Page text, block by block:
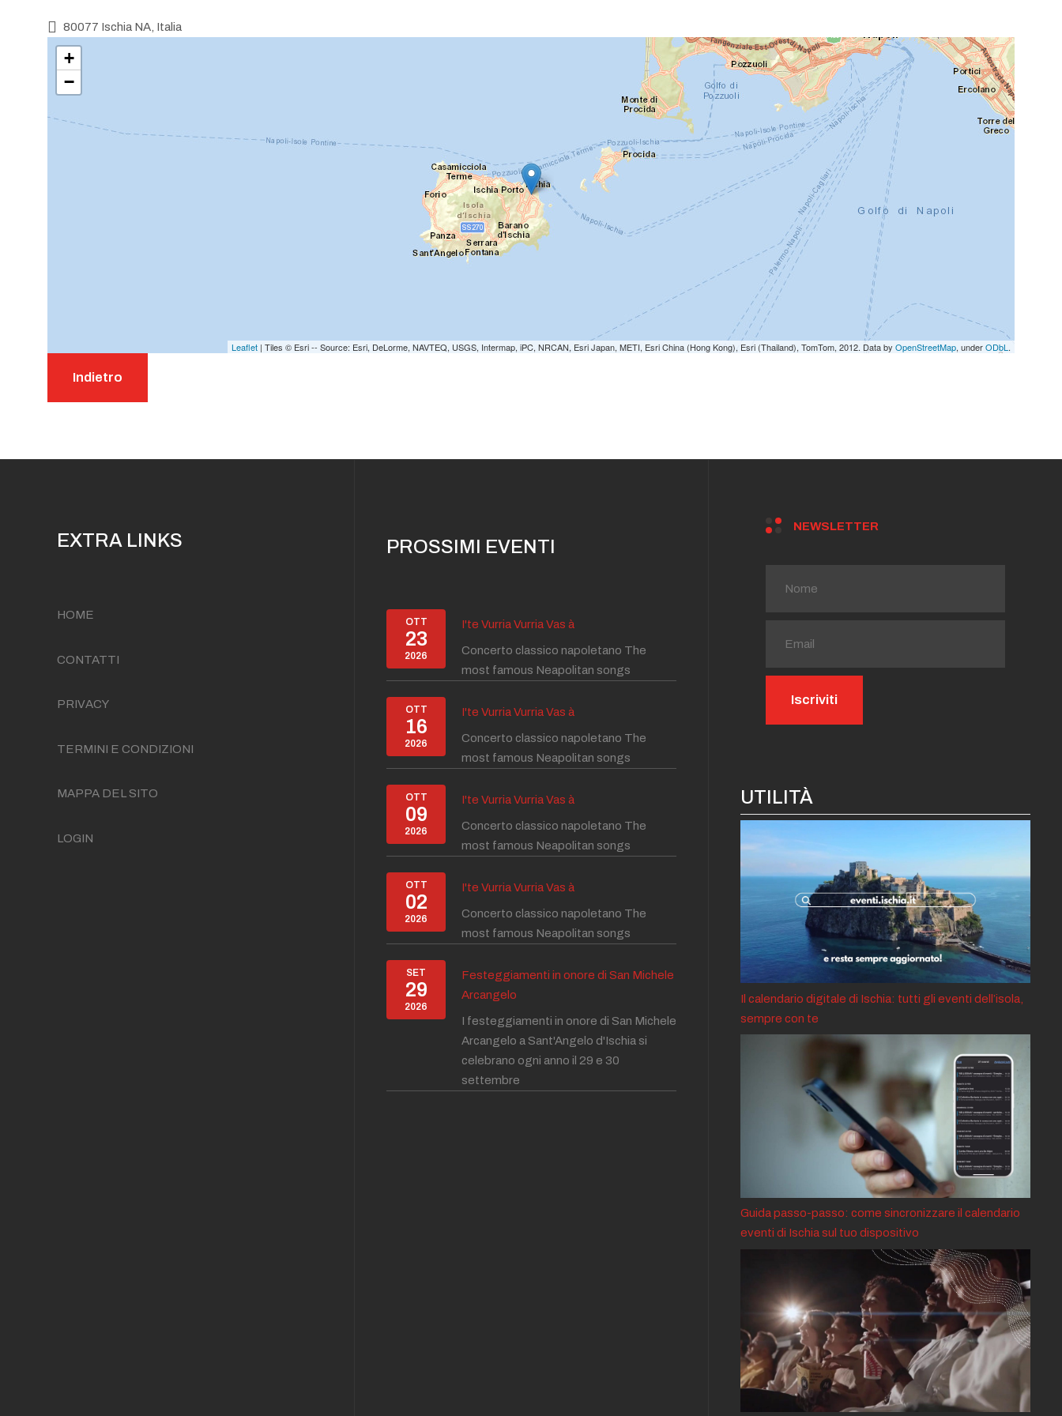
80077 Ischia NA, Italia
+
−
Leaflet | Tiles © Esri -- Source: Esri, DeLorme, NAVTEQ, USGS, Intermap, iPC, NRCAN, Esri Japan, METI, Esri China (Hong Kong), Esri (Thailand), TomTom, 2012. Data by OpenStreetMap, underODbL .
Indietro
EXTRA LINKS
HOME
CONTATTI
PRIVACY
TERMINI E CONDIZIONI
MAPPA DEL SITO
LOGIN
PROSSIMI EVENTI
OTT
23
2026
I'te Vurria Vurria Vas à
Concerto classico napoletano The
most famous Neapolitan songs
OTT
16
2026
I'te Vurria Vurria Vas à
Concerto classico napoletano The
most famous Neapolitan songs
OTT
09
2026
I'te Vurria Vurria Vas à
Concerto classico napoletano The
most famous Neapolitan songs
OTT
02
2026
I'te Vurria Vurria Vas à
Concerto classico napoletano The
most famous Neapolitan songs
SET
29
2026
Festeggiamenti in onore di San Michele
Arcangelo
I festeggiamenti in onore di San Michele
Arcangelo a Sant'Angelo d'Ischia si
celebrano ogni anno il 29 e 30
settembre
NEWSLETTER
UTILITÀ
Il calendario digitale di Ischia: tutti gli eventi dell’isola,
sempre con te
Guida passo-passo: come sincronizzare il calendario
eventi di Ischia sul tuo dispositivo